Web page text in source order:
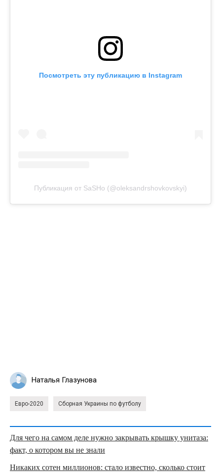
Посмотреть эту публикацию в Instagram
Публикация от SaSHo (@oleksandrshovkovskyi)
Наталья Глазунова
Евро-2020 Сборная Украины по футболу
Для чего на самом деле нужно закрывать крышку унитаза:
факт, о котором вы не знали
Никаких сотен миллионов: стало известно, сколько стоит